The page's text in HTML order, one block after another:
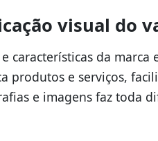
visual do
características da marca
produtos e serviços,
e imagens faz toda